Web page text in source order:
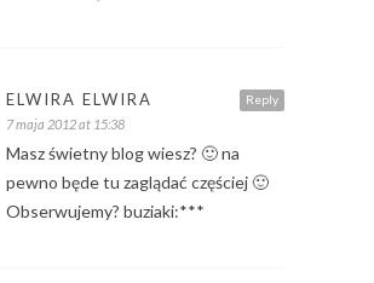
Reply
ELWIRA ELWIRA
7 maja 2012 at 15:38
Masz świetny blog wiesz? 🙂 na
pewno będe tu zaglądać częściej 🙂
Obserwujemy? buziaki:***